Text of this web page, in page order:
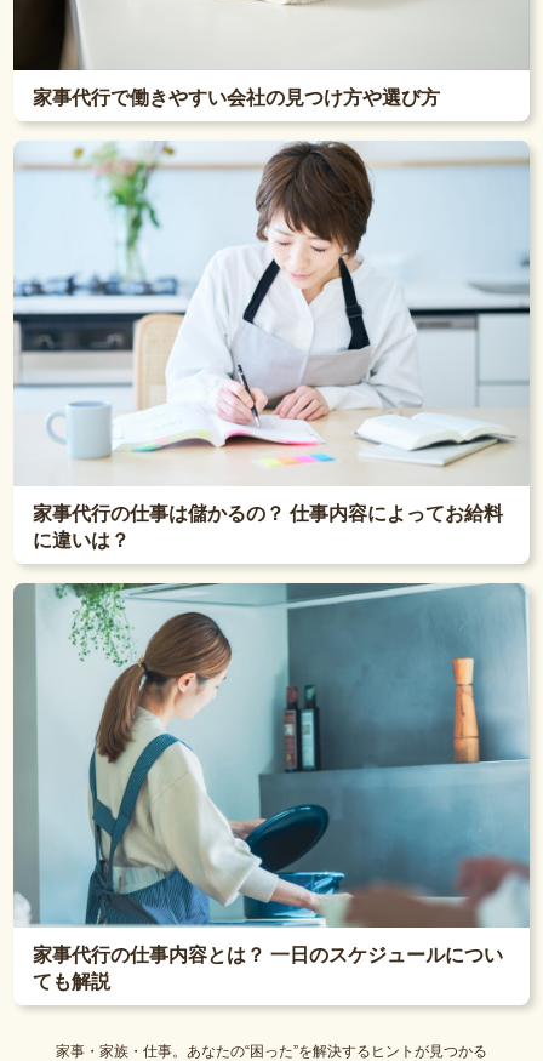
家事代行で働きやすい会社の見つけ方や選び方
家事代行の仕事は儲かるの？ 仕事内容によってお給料
に違いは？
家事代行の仕事内容とは？ 一日のスケジュールについ
ても解説
家事・家族・仕事。あなたの“困った”を解決するヒントが見つかる